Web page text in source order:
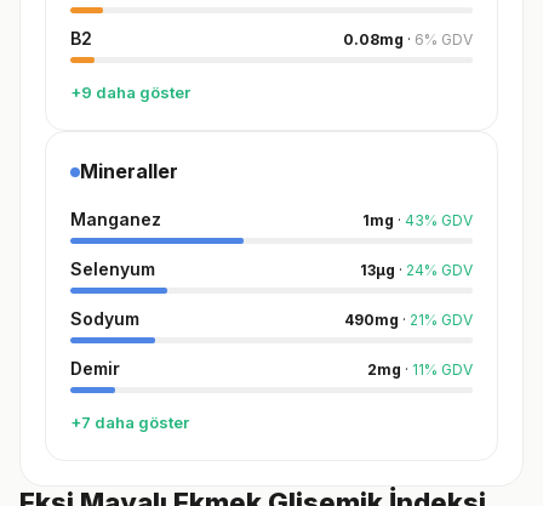
B2 0.08mg · 6% GDV
+9 daha göster
Mineraller
Manganez 1mg · 43% GDV
Selenyum 13µg · 24% GDV
Sodyum 490mg · 21% GDV
Demir 2mg · 11% GDV
+7 daha göster